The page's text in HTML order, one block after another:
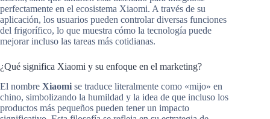
perfectamente en el ecosistema Xiaomi. A través de su
aplicación, los usuarios pueden controlar diversas funciones
del frigorífico, lo que muestra cómo la tecnología puede
mejorar incluso las tareas más cotidianas.
¿Qué significa Xiaomi y su enfoque en el marketing?
El nombre Xiaomi se traduce literalmente como «mijo» en
chino, simbolizando la humildad y la idea de que incluso los
productos más pequeños pueden tener un impacto